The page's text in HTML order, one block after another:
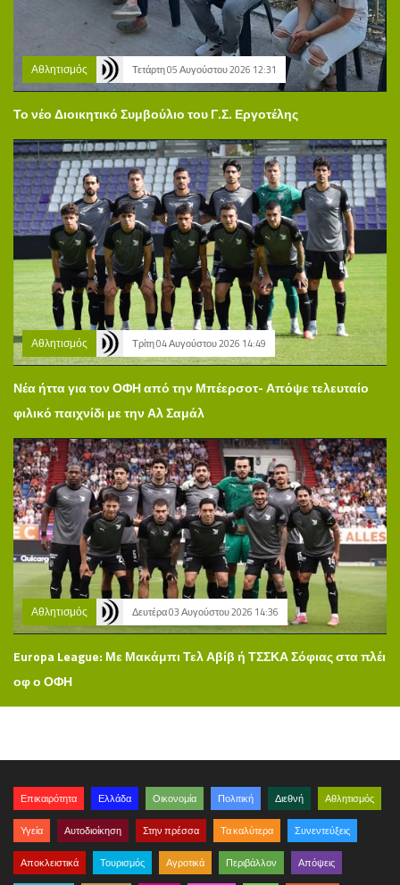
Αθλητισμός Τετάρτη 05 Αυγούστου 2026 12:31
Το νέο Διοικητικό Συμβούλιο του Γ.Σ. Εργοτέλης
Αθλητισμός Τρίτη 04 Αυγούστου 2026 14:49
Νέα ήττα για τον ΟΦΗ από την Μπέερσοτ- Απόψε τελευταίο
φιλικό παιχνίδι με την Αλ Σαμάλ
Αθλητισμός Δευτέρα 03 Αυγούστου 2026 14:36
Europa League: Με Μακάμπι Τελ Αβίβ ή ΤΣΣΚΑ Σόφιας στα πλέι
οφ ο ΟΦΗ
Επικαιρότητα Ελλάδα Οικονομία Πολιτική Διεθνή Αθλητισμός
Υγεία Αυτοδιοίκηση Στην πρέσσα Τα καλύτερα Συνεντεύξεις
Αποκλειστικά Τουρισμός Αγροτικά Περιβάλλον Απόψεις